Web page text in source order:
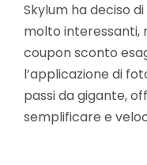
Skylum ha deciso
molto interessanti,
coupon sconto
l’applicazione di
passi da gigante,
semplificare e